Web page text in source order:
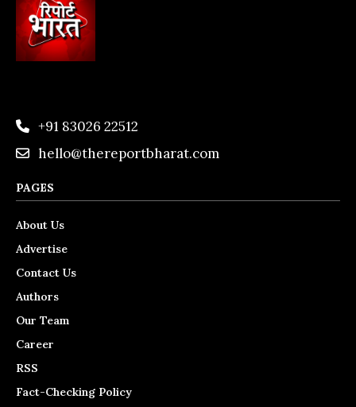
+91 83026 22512
hello@thereportbharat.com
PAGES
About Us
Advertise
Contact Us
Authors
Our Team
Career
RSS
Fact-Checking Policy